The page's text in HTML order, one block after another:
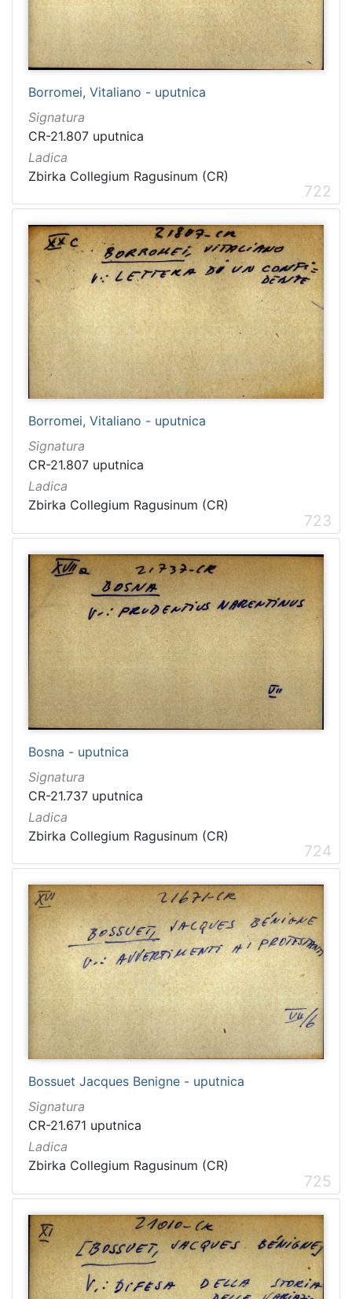
Borromei, Vitaliano - uputnica
Signatura
CR-21.807 uputnica
Ladica
Zbirka Collegium Ragusinum (CR)
722
Borromei, Vitaliano - uputnica
Signatura
CR-21.807 uputnica
Ladica
Zbirka Collegium Ragusinum (CR)
723
Bosna - uputnica
Signatura
CR-21.737 uputnica
Ladica
Zbirka Collegium Ragusinum (CR)
724
Bossuet Jacques Benigne - uputnica
Signatura
CR-21.671 uputnica
Ladica
Zbirka Collegium Ragusinum (CR)
725